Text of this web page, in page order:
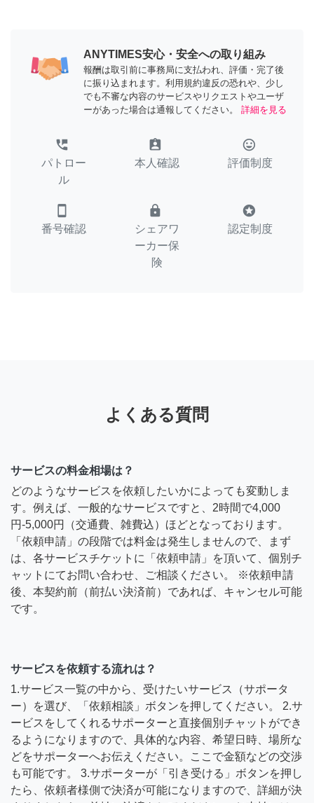
ANYTIMES安心・安全への取り組み
報酬は取引前に事務局に支払われ、評価・完了後
に振り込まれます。利用規約違反の恐れや、少し
でも不審な内容のサービスやリクエストやユーザ
ーがあった場合は通報してください。
詳細を見る
perm_phone_msg
パトロー
ル
assignment_ind
本人確認
tag_faces
評価制度
smartphone
番号確認
lock
シェアワ
ーカー保
険
stars
認定制度
よくある質問
サービスの料金相場は？
どのようなサービスを依頼したいかによっても変動しま
す。例えば、一般的なサービスですと、2時間で4,000
円-5,000円（交通費、雑費込）ほどとなっております。
「依頼申請」の段階では料金は発生しませんので、まず
は、各サービスチケットに「依頼申請」を頂いて、個別チ
ャットにてお問い合わせ、ご相談ください。 ※依頼申請
後、本契約前（前払い決済前）であれば、キャンセル可能
です。
サービスを依頼する流れは？
1.サービス一覧の中から、受けたいサービス（サポータ
ー）を選び、「依頼相談」ボタンを押してください。 2.サ
ービスをしてくれるサポーターと直接個別チャットができ
るようになりますので、具体的な内容、希望日時、場所な
どをサポーターへお伝えください。ここで金額などの交渉
も可能です。 3.サポーターが「引き受ける」ボタンを押し
たら、依頼者様側で決済が可能になりますので、詳細が決